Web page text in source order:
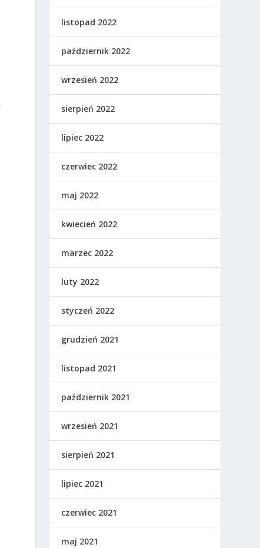
listopad 2022
październik 2022
wrzesień 2022
sierpień 2022
lipiec 2022
czerwiec 2022
maj 2022
kwiecień 2022
marzec 2022
luty 2022
styczeń 2022
grudzień 2021
listopad 2021
październik 2021
wrzesień 2021
sierpień 2021
lipiec 2021
czerwiec 2021
maj 2021